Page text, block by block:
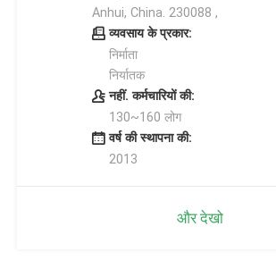
Anhui, China. 230088 ,
व्यवसाय के प्रकार:
निर्माता
निर्यातक
नहीं. कर्मचारियों की:
130~160 लोग
वर्ष की स्थापना की:
2013
और देखो